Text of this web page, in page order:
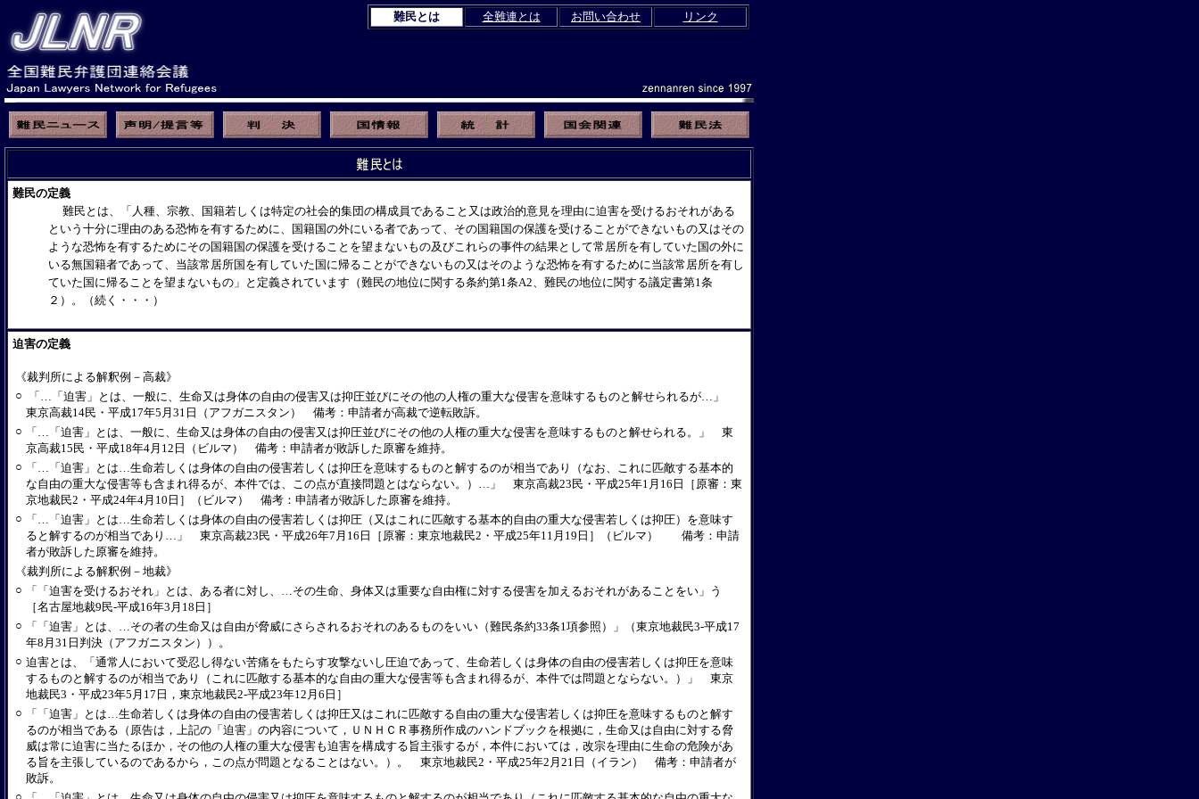
難民とは 全難連とは お問い合わせ リンク
難民の定義
難民とは、「 人種、宗教、国籍若しくは特定の社会的集団の構成員であること又は政治的意見を理由に迫害を受けるおそれがある
という十分に理由のある恐怖を有するために、国籍国の外にいる者であって、その国籍国の保護を受けることができないもの又はその
ような恐怖を有するためにその国籍国の保護を受けることを望まないもの及びこれらの事件の結果として常居所を有していた国の外に
いる無国籍者であって、当該常居所国を有していた国に帰ることができないもの又はそのような恐怖を有するために当該常居所を有し
ていた国に帰ることを望まないもの 」 と定義されています （難民の地位に関する条約第1条A2、難民の地位に関する議定書第1条
２）。
（続く・・・）
迫害の定義
《裁判所による解釈例－高裁》
○
「…「迫害」とは、一般に、生命又は身体の自由の侵害又は抑圧並びにその他の人権の重大な侵害を意味するものと解せられるが…」
東京高裁14民・平成17年5月31日（アフガニスタン） 備考：申請者が高裁で逆転敗訴。
○
「…「迫害」とは、一般に、生命又は身体の自由の侵害又は抑圧並びにその他の人権の重大な侵害を意味するものと解せられる。」 東
京高裁15民・平成18年4月12日（ビルマ） 備考：申請者が敗訴した原審を維持。
○
「…「迫害」とは…生命若しくは身体の自由の侵害若しくは抑圧を意味するものと解するのが相当であり（なお、これに匹敵する基本的
な自由の重大な侵害等も含まれ得るが、本件では、この点が直接問題とはならない。）…」 東京高裁23民・平成25年1月16日［原審：東
京地裁民2・平成24年4月10日］（ビルマ） 備考：申請者が敗訴した原審を維持。
○
「…「迫害」とは…生命若しくは身体の自由の侵害若しくは抑圧（又はこれに匹敵する基本的自由の重大な侵害若しくは抑圧）を意味す
ると解するのが相当であり…」 東京高裁23民・平成26年7月16日［原審：東京地裁民2・平成25年11月19日］（ビルマ） 備考：申請
者が敗訴した原審を維持。
《裁判所による解釈例－地裁》
○
「「迫害を受けるおそれ」とは、ある者に対し、…その生命、身体又は重要な自由権に対する侵害を加えるおそれがあることをい」う
［名古屋地裁9民‐平成16年3月18日］
○
「「迫害」とは、…その者の生命又は自由が脅威にさらされるおそれのあるものをいい（難民条約33条1項参照）」（東京地裁民3‐平成17
年8月31日判決（アフガニスタン））。
○ 迫害とは、「通常人において受忍し得ない苦痛をもたらす攻撃ないし圧迫であって、生命若しくは身体の自由の侵害若しくは抑圧を意味
するものと解するのが相当であり（これに匹敵する基本的な自由の重大な侵害等も含まれ得るが、本件では問題とならない。）」 東京
地裁民3・平成23年5月17日，東京地裁民2‐平成23年12月6日］
○
「「迫害」とは…生命若しくは身体の自由の侵害若しくは抑圧又はこれに匹敵する自由の重大な侵害若しくは抑圧を意味するものと解す
るのが相当である（原告は，上記の「迫害」の内容について，ＵＮＨＣＲ事務所作成のハンドブックを根拠に，生命又は自由に対する脅
威は常に迫害に当たるほか，その他の人権の重大な侵害も迫害を構成する旨主張するが，本件においては，改宗を理由に生命の危険があ
る旨を主張しているのであるから，この点が問題となることはない。）。 東京地裁民2・平成25年2月21日（イラン） 備考：申請者が
敗訴。